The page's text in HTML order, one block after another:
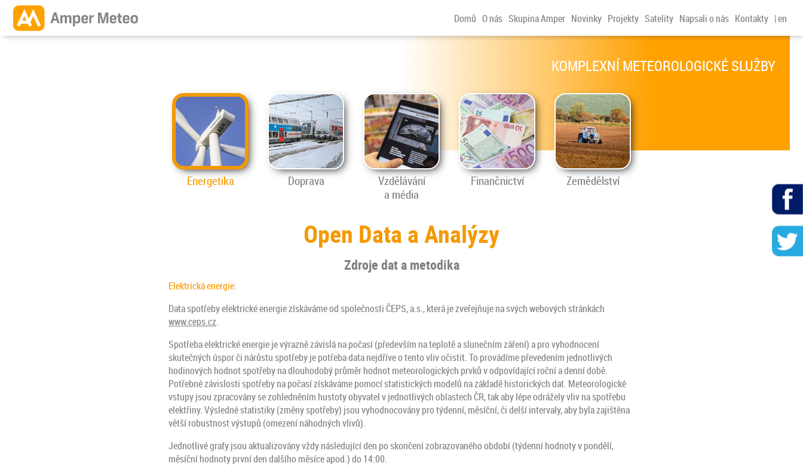
Domů O nás Skupina Amper Novinky Projekty Satelity Napsali o nás Kontakty |en
KOMPLEXNÍ METEOROLOGICKÉ SLUŽBY
Energetika Doprava
Vzdělávání
a média
Finančnictví Zemědělství
Open Data a Analýzy
Zdroje dat a metodika
Elektrická energie:
Data spotřeby elektrické energie získáváme od společnosti ČEPS, a.s., která je zveřejňuje na svých webových stránkách
www.ceps.cz.
Spotřeba elektrické energie je výrazně závislá na počasí (především na teplotě a slunečním záření) a pro vyhodnocení
skutečných úspor či nárůstu spotřeby je potřeba data nejdříve o tento vliv očistit. To provádíme převedením jednotlivých
hodinových hodnot spotřeby na dlouhodobý průměr hodnot meteorologických prvků v odpovídající roční a denní době.
Potřebné závislosti spotřeby na počasí získáváme pomocí statistických modelů na základě historických dat. Meteorologické
vstupy jsou zpracovány se zohledněním hustoty obyvatel v jednotlivých oblastech ČR, tak aby lépe odrážely vliv na spotřebu
elektřiny. Výsledné statistiky (změny spotřeby) jsou vyhodnocovány pro týdenní, měsíční, či delší intervaly, aby byla zajištěna
větší robustnost výstupů (omezení náhodných vlivů).
Jednotlivé grafy jsou aktualizovány vždy následující den po skončení zobrazovaného období (týdenní hodnoty v pondělí,
měsíční hodnoty první den dalšího měsíce apod.) do 14:00.